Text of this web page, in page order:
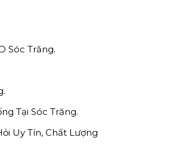
Sóc Trăng.
Tại Sóc Trăng.
Uy Tín, Chất Lượng